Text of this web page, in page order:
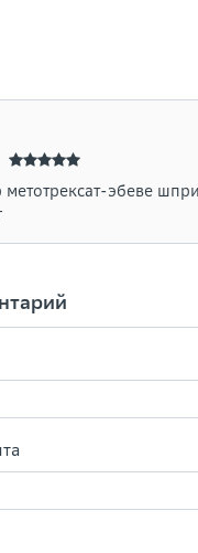
метотрексат-эбеве